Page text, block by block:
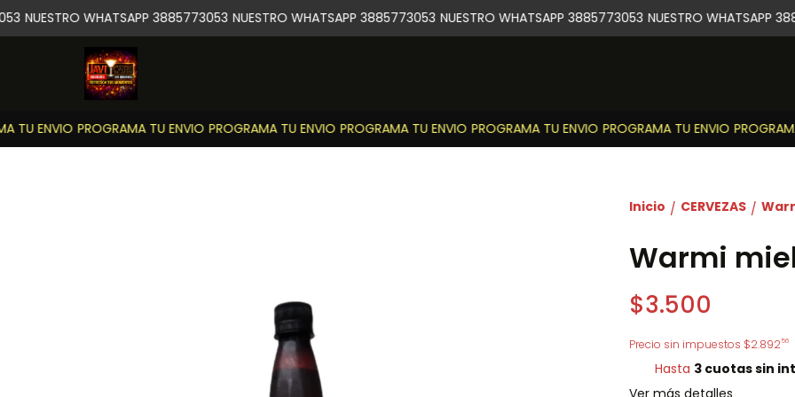
TU ENVIO PROGRAMA TU ENVIO PROGRAMA TU ENVIO PROGRAMA TU ENVIO PROGRAMA TU ENVIO PROGRAMA TU ENVIO
NUESTRO WHATSAPP 3885773053 NUESTRO WHATSAPP 3885773053 NUESTRO WHATSAPP 3885773053 NUESTRO WHATSAPP
Inicio / CERVEZAS /
Warmi
$3.500
Precio sin impuestos $2.89256
Hasta 3 cuotas sin
Ver más detalles